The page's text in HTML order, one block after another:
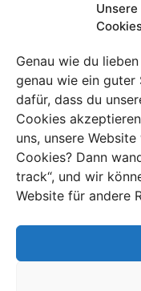
Genau wie du
genau wie ein guter
dafür, dass du
Cookies
uns, unsere
Cookies? Dann
track“, und wir
Website für andere